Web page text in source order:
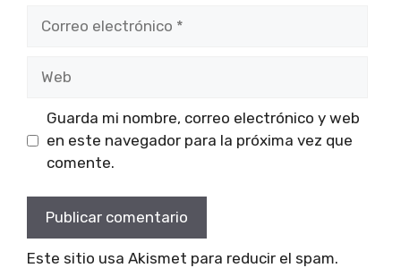
electrónico
Guarda mi nombre, correo electrónico y web
en este navegador para la próxima vez que
comente.
Este sitio usa Akismet para reducir el spam.